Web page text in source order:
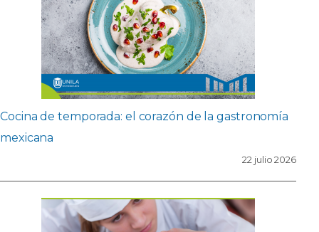
Cocina de temporada: el corazón de la gastronomía
mexicana
22 julio 2026